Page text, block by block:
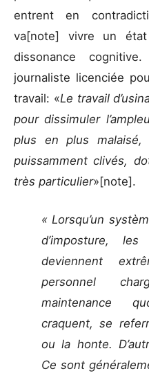
entrent en
va[note] vivre un
dissonance
journaliste licenciée
travail: «Le travail
pour dissimuler
plus en plus malaisé,
puissamment clivés,
très particulier»[note].
« Lorsqu’un
d’imposture,
deviennent
personnel
maintenance
craquent, se
ou la honte.
Ce sont